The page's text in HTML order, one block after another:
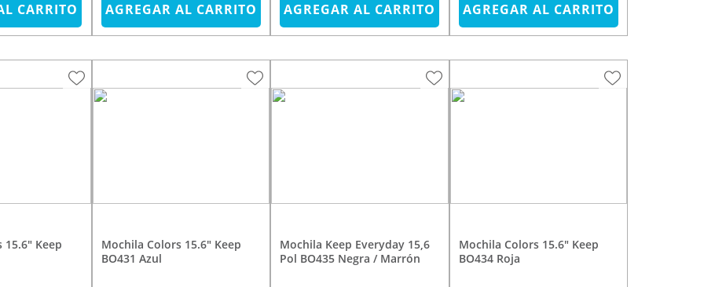
CARRITO AGREGAR AL CARRITO AGREGAR AL CARRITO AGREGAR AL CARRITO
Mochila Colors 15.6" Keep
BO431 Azul
Mochila Keep Everyday 15,6
Pol BO435 Negra / Marrón
Mochila Colors 15.6" Keep
BO434 Roja